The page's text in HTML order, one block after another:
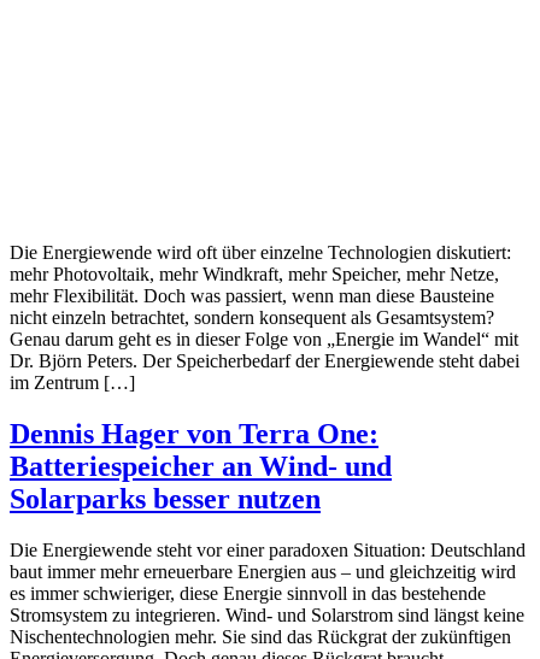
Die Energiewende wird oft über einzelne Technologien diskutiert:
mehr Photovoltaik, mehr Windkraft, mehr Speicher, mehr Netze,
mehr Flexibilität. Doch was passiert, wenn man diese Bausteine
nicht einzeln betrachtet, sondern konsequent als Gesamtsystem?
Genau darum geht es in dieser Folge von „Energie im Wandel“ mit
Dr. Björn Peters. Der Speicherbedarf der Energiewende steht dabei
im Zentrum […]
Dennis Hager von Terra One:
Batteriespeicher an Wind- und
Solarparks besser nutzen
Die Energiewende steht vor einer paradoxen Situation: Deutschland
baut immer mehr erneuerbare Energien aus – und gleichzeitig wird
es immer schwieriger, diese Energie sinnvoll in das bestehende
Stromsystem zu integrieren. Wind- und Solarstrom sind längst keine
Nischentechnologien mehr. Sie sind das Rückgrat der zukünftigen